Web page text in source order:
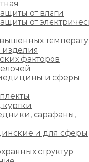
от влаги
от
факторов
и сферы
сарафаны,
и для сферы
структур